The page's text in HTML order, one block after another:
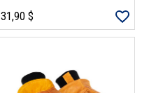
31,90 $